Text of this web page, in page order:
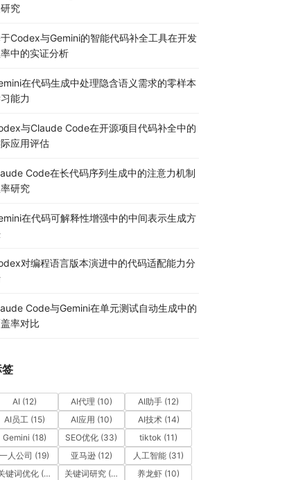
究
Codex与Gemini的智能代码补全工具在开发
中的实证分析
在代码生成中处理隐含语义需求的零样本
能力
与Claude Code在开源项目代码补全中的
应用评估
Code在长代码序列生成中的注意力机制
研究
在代码可解释性增强中的中间表示生成方
对编程语言版本演进中的代码适配能力分
Code与Gemini在单元测试自动生成中的
率对比
AI (12) AI代理 (10) AI助手 (12)
AI员工(15) AI应用 (10) AI技术(14)
Gemini (18) SEO优化 (33) tiktok (11)
一人公司 (19) 亚马逊(12) 人工智能 (31)
键词优化 (10) 关键词研究(12) 养龙虾 (10)